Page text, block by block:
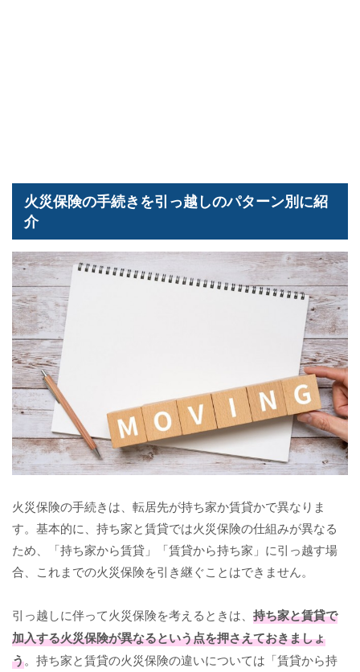
火災保険の手続きを引っ越しのパターン別に紹
介
火災保険の手続きは、転居先が持ち家か賃貸かで異なりま
す。基本的に、持ち家と賃貸では火災保険の仕組みが異なる
ため、「持ち家から賃貸」「賃貸から持ち家」に引っ越す場
合、これまでの火災保険を引き継ぐことはできません。
引っ越しに伴って火災保険を考えるときは、 持ち家と賃貸で
加入する火災保険が異なるという点を押さえておきましょ
う。持ち家と賃貸の火災保険の違いについては「賃貸から持